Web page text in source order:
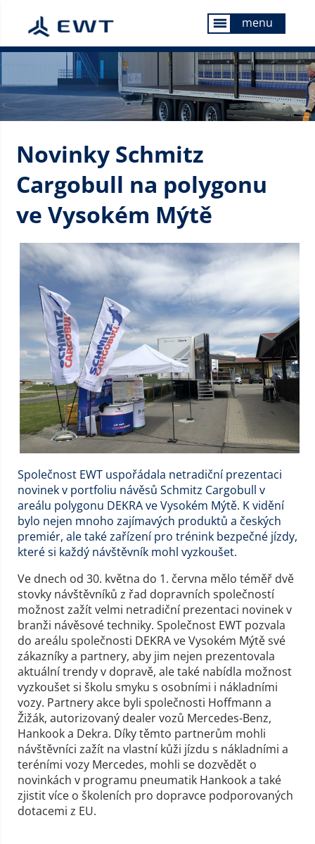
menu menu
Novinky Schmitz
Cargobull na polygonu
ve Vysokém Mýtě
Společnost EWT uspořádala netradiční prezentaci
novinek v portfoliu návěsů Schmitz Cargobull v
areálu polygonu DEKRA ve Vysokém Mýtě. K vidění
bylo nejen mnoho zajímavých produktů a českých
premiér, ale také zařízení pro trénink bezpečné jízdy,
které si každý návštěvník mohl vyzkoušet.
Ve dnech od 30. května do 1. června mělo téměř dvě
stovky návštěvníků z řad dopravních společností
možnost zažít velmi netradiční prezentaci novinek v
branži návěsové techniky. Společnost EWT pozvala
do areálu společnosti DEKRA ve Vysokém Mýtě své
zákazníky a partnery, aby jim nejen prezentovala
aktuální trendy v dopravě, ale také nabídla možnost
vyzkoušet si školu smyku s osobními i nákladními
vozy. Partnery akce byli společnosti Hoffmann a
Žižák, autorizovaný dealer vozů Mercedes-Benz,
Hankook a Dekra. Díky těmto partnerům mohli
návštěvníci zažít na vlastní kůži jízdu s nákladními a
teréními vozy Mercedes, mohli se dozvědět o
novinkách v programu pneumatik Hankook a také
zjistit více o školeních pro dopravce podporovaných
dotacemi z EU.